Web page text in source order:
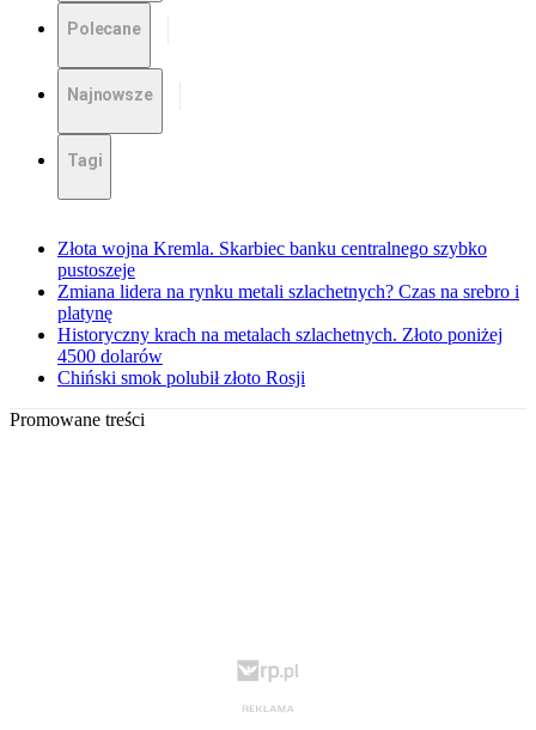
Polecane
Najnowsze
Tagi
Złota wojna Kremla. Skarbiec banku centralnego szybko
pustoszeje
Zmiana lidera na rynku metali szlachetnych? Czas na srebro i
platynę
Historyczny krach na metalach szlachetnych. Złoto poniżej
4500 dolarów
Chiński smok polubił złoto Rosji
Promowane treści